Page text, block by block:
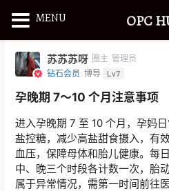
苏苏苏呀 圈主 管理员
钻石会员 博导 Lv7
孕晚期 7～10 个月注意事项
进入孕晚期 7 至 10 个月，孕妈
盐控糖，减少高盐甜食摄入，有
血压，保障母体和胎儿健康。每
中、晚三个时段各计数一次，胎
属于异常情况，需第一时间前往医
MENU OPC